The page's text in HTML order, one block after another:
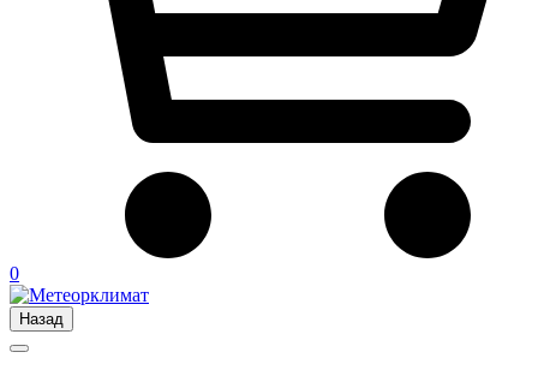
0
Назад